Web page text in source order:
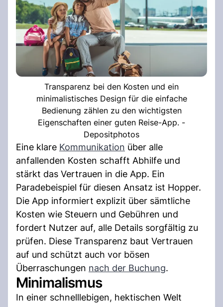
Transparenz bei den Kosten und ein
minimalistisches Design für die einfache
Bedienung zählen zu den wichtigsten
Eigenschaften einer guten Reise-App. -
Depositphotos
Eine klare Kommunikation über alle
anfallenden Kosten schafft Abhilfe und
stärkt das Vertrauen in die App. Ein
Paradebeispiel für diesen Ansatz ist Hopper.
Die App informiert explizit über sämtliche
Kosten wie Steuern und Gebühren und
fordert Nutzer auf, alle Details sorgfältig zu
prüfen. Diese Transparenz baut Vertrauen
auf und schützt auch vor bösen
Überraschungen nach der Buchung.
Minimalismus
In einer schnelllebigen, hektischen Welt